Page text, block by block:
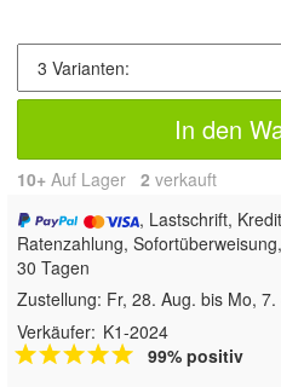
In den
10+ Auf Lager 2 verkauft
, Lastschrift,
Ratenzahlung,
30 Tagen
Zustellung: Fr, 28. Aug. bis Mo, 7.
Verkäufer: K1-2024
99% positiv